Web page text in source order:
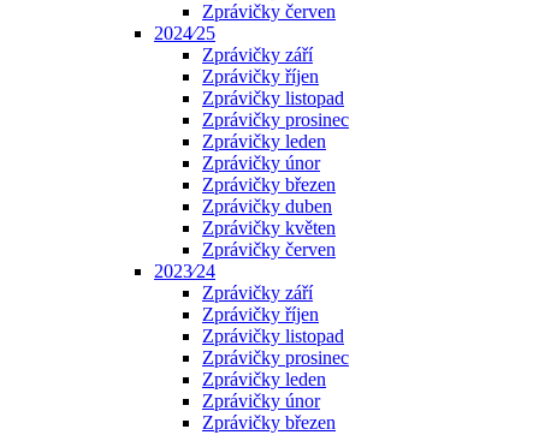
Zprávičky červen
2024⁄25
Zprávičky září
Zprávičky říjen
Zprávičky listopad
Zprávičky prosinec
Zprávičky leden
Zprávičky únor
Zprávičky březen
Zprávičky duben
Zprávičky květen
Zprávičky červen
2023⁄24
Zprávičky září
Zprávičky říjen
Zprávičky listopad
Zprávičky prosinec
Zprávičky leden
Zprávičky únor
Zprávičky březen